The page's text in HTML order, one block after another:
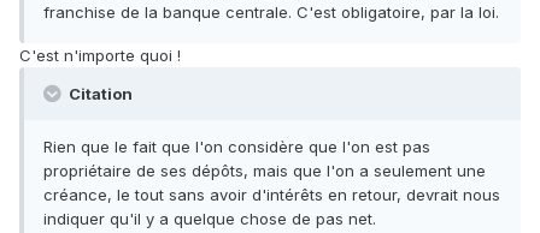
franchise de la banque centrale. C'est obligatoire, par la loi.
C'est n'importe quoi !
Citation
Rien que le fait que l'on considère que l'on est pas
propriétaire de ses dépôts, mais que l'on a seulement une
créance, le tout sans avoir d'intérêts en retour, devrait nous
indiquer qu'il y a quelque chose de pas net.